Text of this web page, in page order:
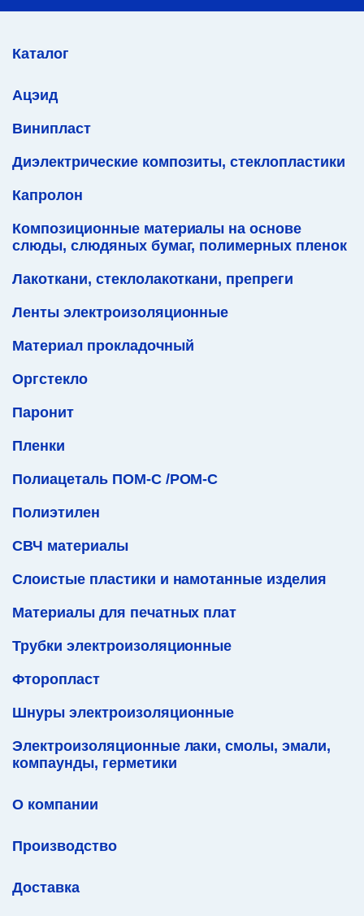
Каталог
Ацэид
Винипласт
Диэлектрические композиты, стеклопластики
Капролон
Композиционные материалы на основе
слюды, слюдяных бумаг, полимерных пленок
Лакоткани, стеклолакоткани, препреги
Ленты электроизоляционные
Материал прокладочный
Оргстекло
Паронит
Пленки
Полиацеталь ПОМ-С /POM-C
Полиэтилен
СВЧ материалы
Слоистые пластики и намотанные изделия
Материалы для печатных плат
Трубки электроизоляционные
Фторопласт
Шнуры электроизоляционные
Электроизоляционные лаки, смолы, эмали,
компаунды, герметики
О компании
Производство
Доставка